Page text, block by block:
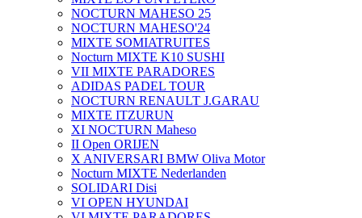
NOCTURN MAHESO 25
NOCTURN MAHESO'24
MIXTE SOMIATRUITES
Nocturn MIXTE K10 SUSHI
VII MIXTE PARADORES
ADIDAS PADEL TOUR
NOCTURN RENAULT J.GARAU
MIXTE ITZURUN
XI NOCTURN Maheso
II Open ORIJEN
X ANIVERSARI BMW Oliva Motor
Nocturn MIXTE Nederlanden
SOLIDARI Disi
VI OPEN HYUNDAI